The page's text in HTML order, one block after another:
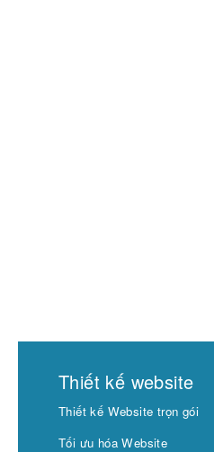
Thiết kế website
Thiết kế Website trọn gói
Tối ưu hóa Website